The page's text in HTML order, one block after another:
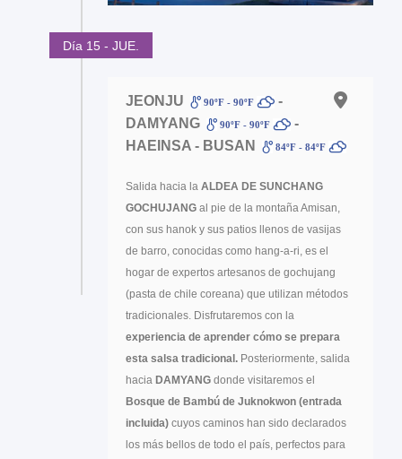
Día 15 - JUE.
JEONJU 90ºF - 90ºF
-
DAMYANG
90ºF - 90ºF
-
HAEINSA - BUSAN
84ºF - 84ºF
Salida hacia la ALDEA DE SUNCHANG
GOCHUJANG al pie de la montaña Amisan,
con sus hanok y sus patios llenos de vasijas
de barro, conocidas como hang-a-ri, es el
hogar de expertos artesanos de gochujang
(pasta de chile coreana) que utilizan métodos
tradicionales. Disfrutaremos con la
experiencia de aprender cómo se prepara
esta salsa tradicional. Posteriormente, salida
hacia DAMYANG donde visitaremos el
Bosque de Bambú de Juknokwon (entrada
incluida) cuyos caminos han sido declarados
los más bellos de todo el país, perfectos para